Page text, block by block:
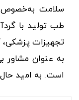
سلامت به‌خصوص
طب تولید با
تجهیزات
به عنوان مشاور
است. به امید